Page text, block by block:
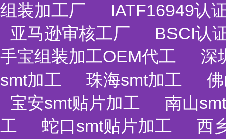
组装加工厂
IATF16949认
亚马逊审核工厂
BSCI认
手宝组装加工OEM代工
深
smt加工
珠海smt加工
宝安smt贴片加工
南山
工
蛇口smt贴片加工
西